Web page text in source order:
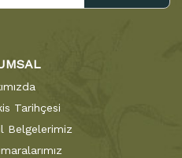
Tarihçesi
Belgelerimiz